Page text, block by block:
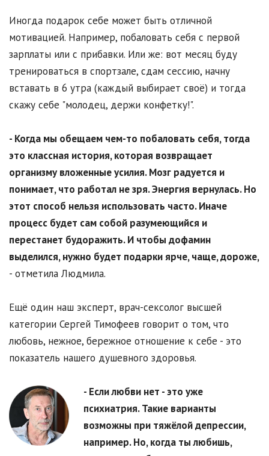
Иногда подарок себе может быть отличной
мотивацией. Например, побаловать себя с первой
зарплаты или с прибавки. Или же: вот месяц буду
тренироваться в спортзале, сдам сессию, начну
вставать в 6 утра (каждый выбирает своё) и тогда
скажу себе "молодец, держи конфетку!".
- Когда мы обещаем чем-то побаловать себя, тогда
это классная история, которая возвращает
организму вложенные усилия. Мозг радуется и
понимает, что работал не зря. Энергия вернулась. Но
этот способ нельзя использовать часто. Иначе
процесс будет сам собой разумеющийся и
перестанет будоражить. И чтобы дофамин
выделился, нужно будет подарки ярче, чаще, дороже,
- отметила Людмила.
Ещё один наш эксперт, врач-сексолог высшей
категории Сергей Тимофеев говорит о том, что
любовь, нежное, бережное отношение к себе - это
показатель нашего душевного здоровья.
- Если любви нет - это уже
психиатрия. Такие варианты
возможны при тяжёлой депрессии,
например. Но, когда ты любишь,